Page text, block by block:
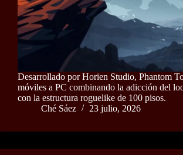
Desarrollado por Horien Studio, Phantom
móviles a PC combinando la adicción del
con la estructura roguelike de 100 pisos.
Ché Sáez
23 julio, 2026